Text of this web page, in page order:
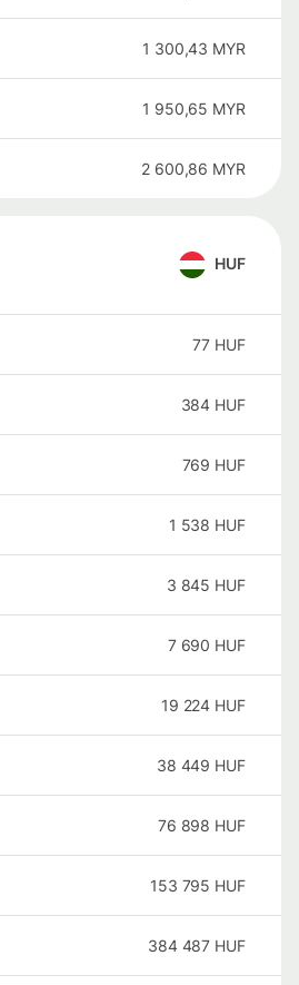
1 300,43 MYR
1 950,65 MYR
2 600,86 MYR
HUF
77 HUF
384 HUF
769 HUF
1 538 HUF
3 845 HUF
7 690 HUF
19 224 HUF
38 449 HUF
76 898 HUF
153 795 HUF
384 487 HUF